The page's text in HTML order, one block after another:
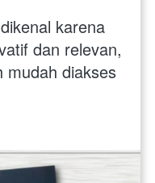
karena
dan relevan,
mudah diakses